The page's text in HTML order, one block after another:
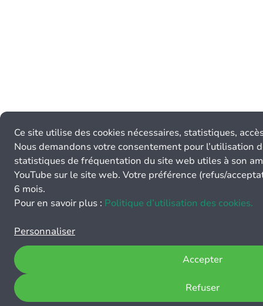
Ce site utilise des cookies nécessaires, statistiques,
Nous demandons votre consentement pour l’utilisation
statistiques de fréquentation du site web utiles à son
YouTube sur le site web. Votre préférence (refus/
6 mois.
Pour en savoir plus : Politique d’utilisation des cookies.
Personnaliser
Refuser
Accepter